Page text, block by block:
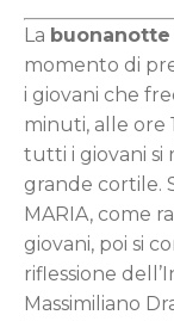
La buonanotte
momento di
i giovani che
minuti, alle ore
tutti i giovani si
grande cortile.
MARIA, come
giovani, poi si
riflessione
Massimiliano